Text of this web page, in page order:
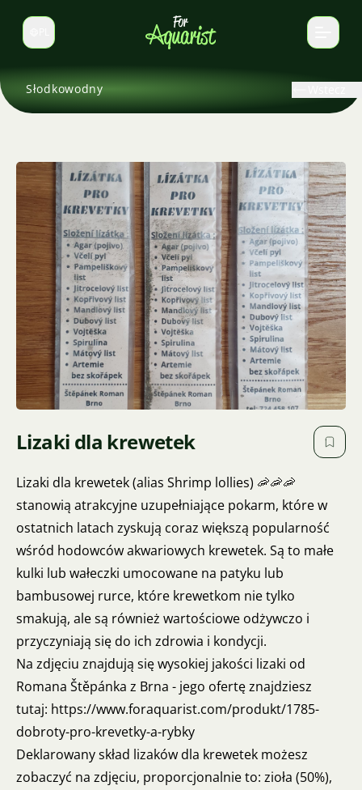
Zmień język
Słodkowodny
Lizaki dla krewetek
Lizaki dla krewetek (alias Shrimp lollies) 🦐🦐🦐
stanowią atrakcyjne uzupełniające pokarm, które w
ostatnich latach zyskują coraz większą popularność
wśród hodowców akwariowych krewetek. Są to małe
kulki lub wałeczki umocowane na patyku lub
bambusowej rurce, które krewetkom nie tylko
smakują, ale są również wartościowe odżywczo i
przyczyniają się do ich zdrowia i kondycji.
Na zdjęciu znajdują się wysokiej jakości lizaki od
Romana Štěpánka z Brna - jego ofertę znajdziesz
tutaj: https://www.foraquarist.com/produkt/1785-
dobroty-pro-krevetky-a-rybky
Deklarowany skład lizaków dla krewetek możesz
zobaczyć na zdjęciu, proporcjonalnie to: zioła (50%),